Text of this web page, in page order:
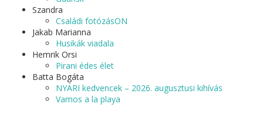
Szandra
Családi fotózásON
Jakab Marianna
Husikák viadala
Hemrik Orsi
Pirani édes élet
Batta Bogáta
NYÁRI kedvencek – 2026. augusztusi kihívás
Vamos a la playa